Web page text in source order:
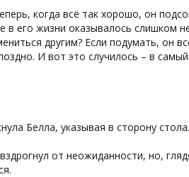
когда всё так хорошо, он
в его жизни оказывалось слишком
другим? Если подумать, он
И вот это случилось – в
Белла, указывая в сторону стола.
от неожиданности, но,